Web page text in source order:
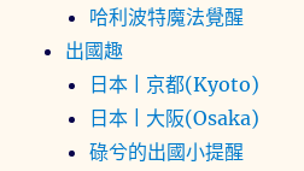
哈利波特魔法覺醒
出國趣
日本 | 京都(Kyoto)
日本 | 大阪(Osaka)
碌兮的出國小提醒